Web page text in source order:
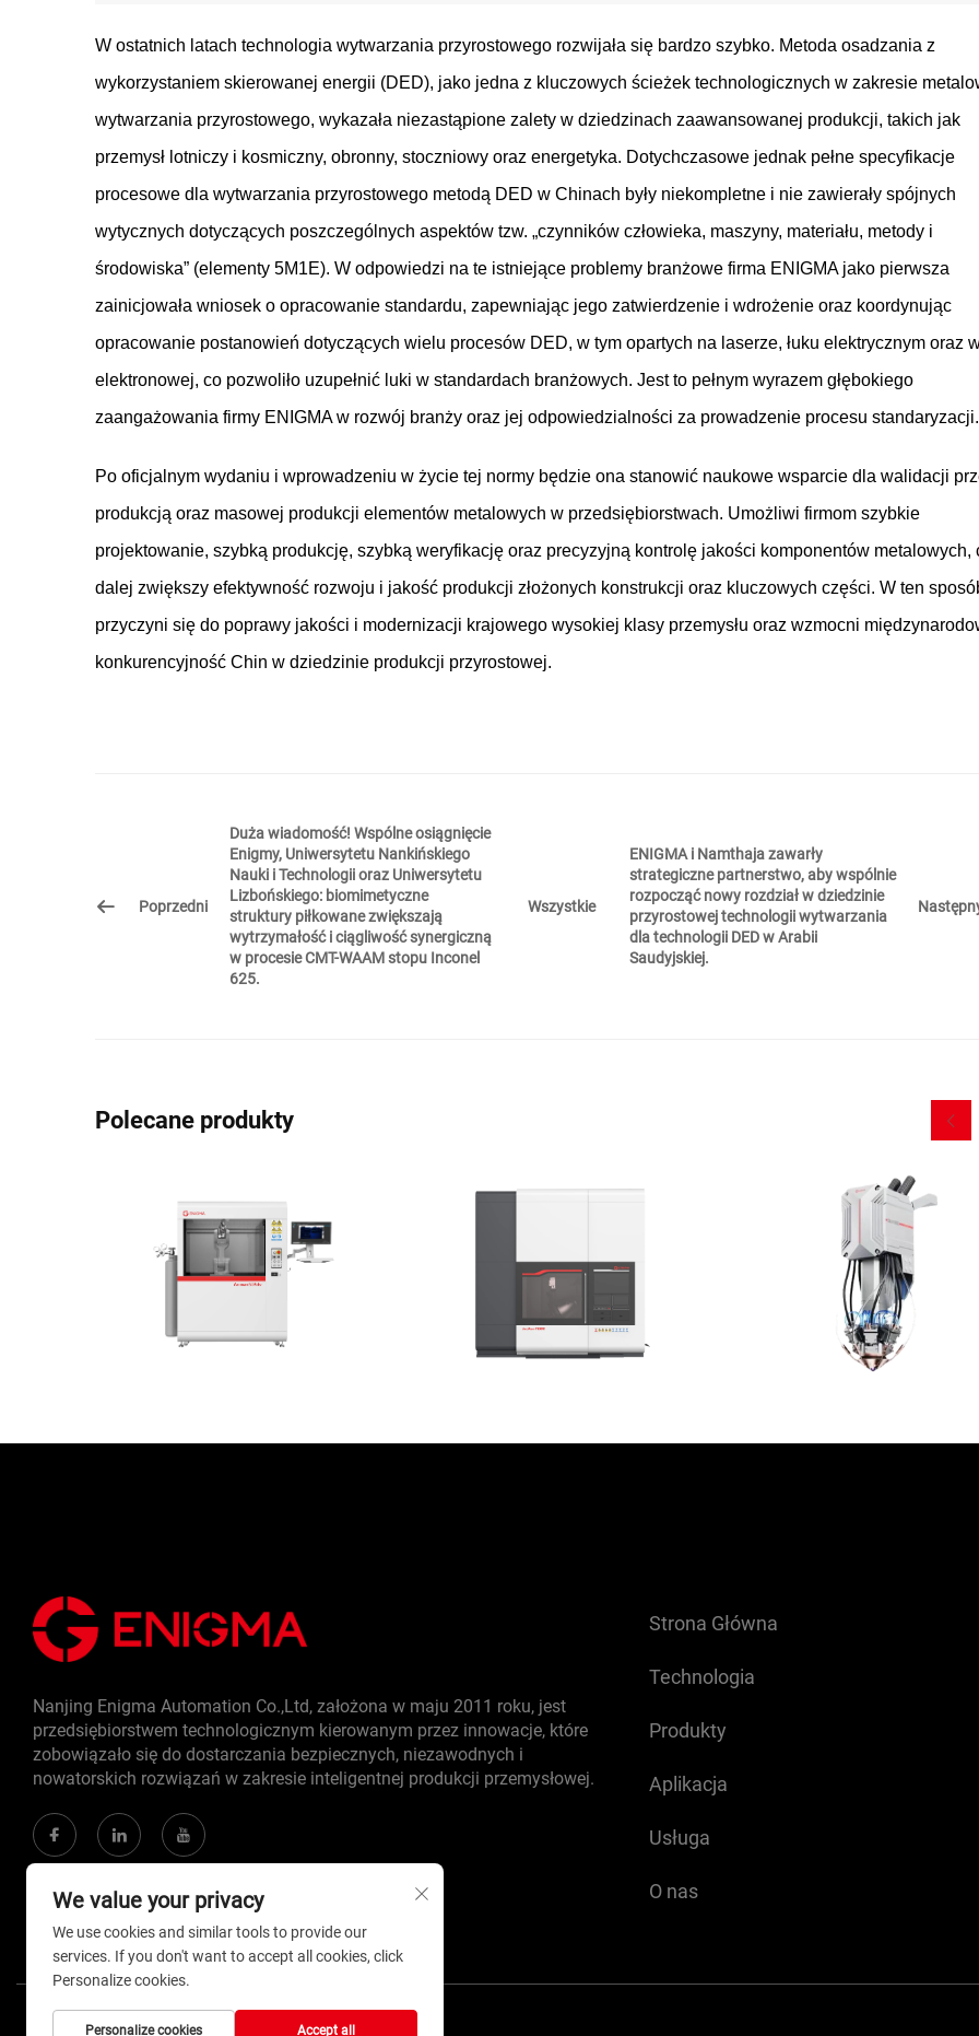
W ostatnich latach technologia wytwarzania przyrostowego rozwijała się bardzo szybko. Metoda osadzania z
wykorzystaniem skierowanej energii (DED), jako jedna z kluczowych ścieżek technologicznych w zakresie
wytwarzania przyrostowego, wykazała niezastąpione zalety w dziedzinach zaawansowanej produkcji, takich jak
przemysł lotniczy i kosmiczny, obronny, stoczniowy oraz energetyka. Dotychczasowe jednak pełne specyfikacje
procesowe dla wytwarzania przyrostowego metodą DED w Chinach były niekompletne i nie zawierały spójnych
wytycznych dotyczących poszczególnych aspektów tzw. „czynników człowieka, maszyny, materiału, metody i
środowiska” (elementy 5M1E). W odpowiedzi na te istniejące problemy branżowe firma ENIGMA jako pierwsza
zainicjowała wniosek o opracowanie standardu, zapewniając jego zatwierdzenie i wdrożenie oraz koordynując
opracowanie postanowień dotyczących wielu procesów DED, w tym opartych na laserze, łuku elektrycznym oraz
elektronowej, co pozwoliło uzupełnić luki w standardach branżowych. Jest to pełnym wyrazem głębokiego
zaangażowania firmy ENIGMA w rozwój branży oraz jej odpowiedzialności za prowadzenie procesu standaryzacji.
Po oficjalnym wydaniu i wprowadzeniu w życie tej normy będzie ona stanowić naukowe wsparcie dla walidacji
produkcją oraz masowej produkcji elementów metalowych w przedsiębiorstwach. Umożliwi firmom szybkie
projektowanie, szybką produkcję, szybką weryfikację oraz precyzyjną kontrolę jakości komponentów metalowych,
dalej zwiększy efektywność rozwoju i jakość produkcji złożonych konstrukcji oraz kluczowych części. W ten
przyczyni się do poprawy jakości i modernizacji krajowego wysokiej klasy przemysłu oraz wzmocni
konkurencyjność Chin w dziedzinie produkcji przyrostowej.
Poprzedni
Duża wiadomość! Wspólne osiągnięcie
Enigmy, Uniwersytetu Nankińskiego
Nauki i Technologii oraz Uniwersytetu
Lizbońskiego: biomimetyczne
struktury piłkowane zwiększają
wytrzymałość i ciągliwość synergiczną
w procesie CMT-WAAM stopu Inconel
625.
Wszystkie
ENIGMA i Namthaja zawarły
strategiczne partnerstwo, aby wspólnie
rozpocząć nowy rozdział w dziedzinie
przyrostowej technologii wytwarzania
dla technologii DED w Arabii
Saudyjskiej.
Polecane produkty
Nanjing Enigma Automation Co.,Ltd, założona w maju 2011 roku, jest
przedsiębiorstwem technologicznym kierowanym przez innowacje, które
zobowiązało się do dostarczania bezpiecznych, niezawodnych i
nowatorskich rozwiązań w zakresie inteligentnej produkcji przemysłowej.
Strona Główna
Technologia
Produkty
Aplikacja
Usługa
O nas
We value your privacy
We use cookies and similar tools to provide our
services. If you don't want to accept all cookies, click
Personalize cookies.
Personalize cookies Accept all